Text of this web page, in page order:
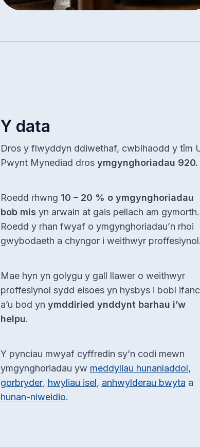
Y data
Dros y flwyddyn ddiwethaf, cwblhaodd y tîm
Pwynt Mynediad dros ymgynghoriadau 920.
Roedd rhwng 10 – 20 % o ymgynghoriadau
bob mis yn arwain at gais pellach am gymorth.
Roedd y rhan fwyaf o ymgynghoriadau’n rhoi
gwybodaeth a chyngor i weithwyr proffesiynol.
Mae hyn yn golygu y gall llawer o weithwyr
proffesiynol sydd eisoes yn hysbys i bobl ifanc
a’u bod yn ymddiried ynddynt barhau i’w
helpu.
Y pynciau mwyaf cyffredin sy’n codi mewn
ymgynghoriadau yw meddyliau hunanladdol,
gorbryder, hwyliau isel, anhwylderau bwyta a
hunan-niweidio.